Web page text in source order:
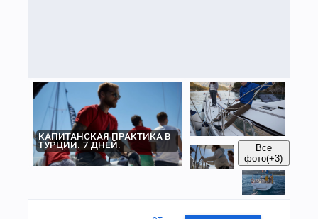
КАПИТАНСКАЯ ПРАКТИКА В
ТУРЦИИ. 7 ДНЕЙ.
Все
фото(+3)